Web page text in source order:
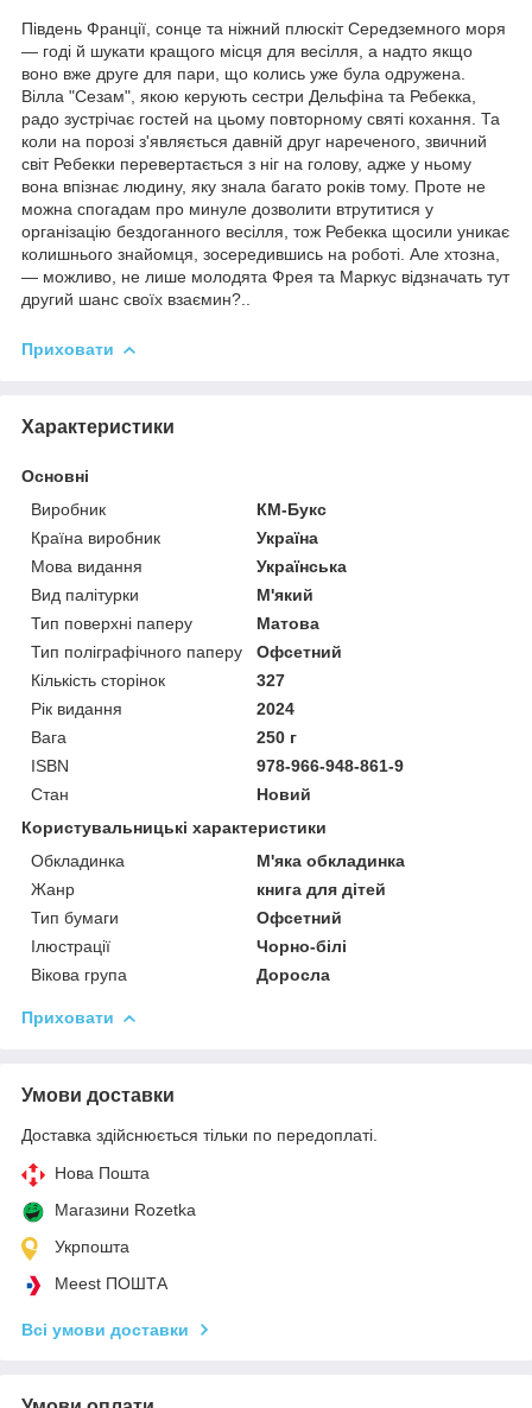
Південь Франції, сонце та ніжний плюскіт Середземного моря
— годі й шукати кращого місця для весілля, а надто якщо
воно вже друге для пари, що колись уже була одружена.
Вілла "Сезам", якою керують сестри Дельфіна та Ребекка,
радо зустрічає гостей на цьому повторному святі кохання. Та
коли на порозі з'являється давній друг нареченого, звичний
світ Ребекки перевертається з ніг на голову, адже у ньому
вона впізнає людину, яку знала багато років тому. Проте не
можна спогадам про минуле дозволити втрутитися у
організацію бездоганного весілля, тож Ребекка щосили уникає
колишнього знайомця, зосередившись на роботі. Але хтозна,
— можливо, не лише молодята Фрея та Маркус відзначать тут
другий шанс своїх взаємин?..
Приховати
Характеристики
Основні
Виробник
КМ-Букс
Країна виробник
Україна
Мова видання
Українська
Вид палітурки
М'який
Тип поверхні паперу
Матова
Тип поліграфічного паперу
Офсетний
Кількість сторінок
327
Рік видання
2024
Вага
250 г
ISBN
978-966-948-861-9
Стан
Новий
Користувальницькі характеристики
Обкладинка
М'яка обкладинка
Жанр
книга для дітей
Тип бумаги
Офсетний
Ілюстрації
Чорно-білі
Вікова група
Доросла
Приховати
Умови доставки
Доставка здійснюється тільки по передоплаті.
Нова Пошта
Магазини Rozetka
Укрпошта
Meest ПОШТА
Всі умови доставки